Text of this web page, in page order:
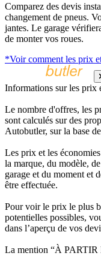
Comparez des devis
changement de pneus.
jantes. Le garage
de monter vos roues.
*Voir comment les prix
Informations sur les prix
Le nombre d'offres, les
sont calculés sur des
Autobutler, sur la base
Les prix et les
la marque, du modèle,
garage et du moment et
être effectuée.
Pour voir le prix le plus
potentielles possibles,
dans l’aperçu de vos
La mention “À